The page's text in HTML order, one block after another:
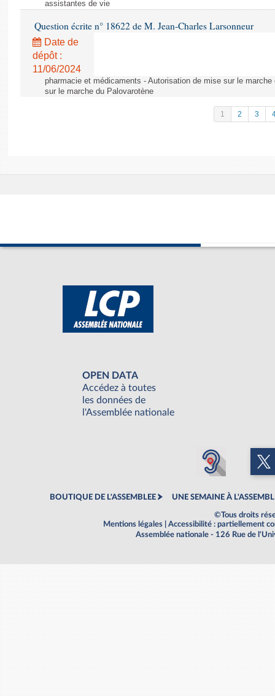
assistantes de vie
Question écrite n° 18622 de M. Jean-Charles Larsonneur
Date de
dépôt :
11/06/2024
pharmacie et médicaments - Autorisation de mise sur le
sur le marche du Palovarotène
1 2 3
OPEN DATA
Accédez à toutes
les données de
l'Assemblée nationale
BOUTIQUE DE L'ASSEMBLEE UNE SEMAINE À
©Tous droits
Mentions légales
Accessibilité : partiellement
Assemblée nationale - 126 Rue de